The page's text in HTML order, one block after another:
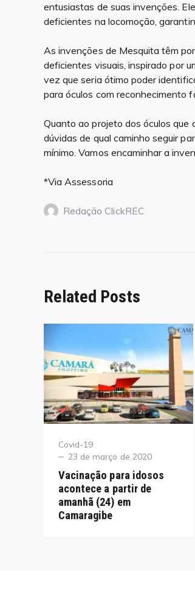
entusiastas de suas invenções.
deficientes na locomoção,
As invenções de Mesquita têm
deficientes visuais, inspirado por
vez que seria ótimo poder
para óculos com reconhecimento
Quanto ao projeto dos óculos
dúvidas de qual caminho seguir
mínimo. Vamos encaminhar a
*Via Assessoria
Redação ClickREC
Related Posts
Category
Covid-19
Posted
23 de março de 2020
Vacinação para idosos
acontece a partir de
amanhã (24) em
Camaragibe